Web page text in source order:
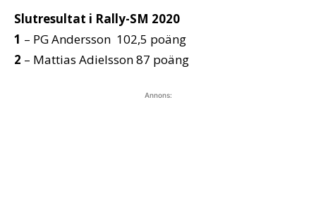
Slutresultat i Rally-SM 2020
1 – PG Andersson 102,5 poäng
2 – Mattias Adielsson 87 poäng
Annons: